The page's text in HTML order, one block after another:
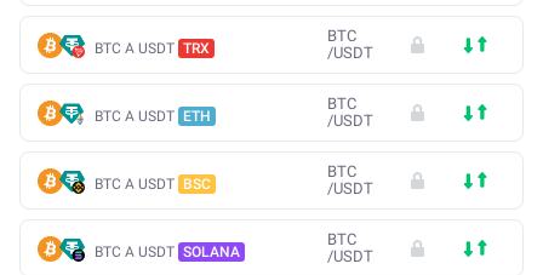
BTC A USDT TRX
BTC
/USDT
BTC A USDT ETH
BTC
/USDT
BTC A USDT BSC
BTC
/USDT
BTC A USDT SOLANA
BTC
/USDT